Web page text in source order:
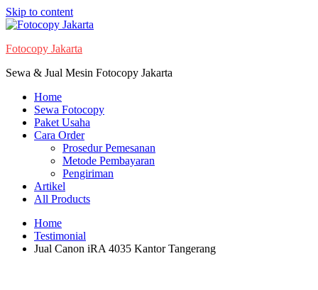
Skip to content
Fotocopy Jakarta
Sewa & Jual Mesin Fotocopy Jakarta
Home
Sewa Fotocopy
Paket Usaha
Cara Order
Prosedur Pemesanan
Metode Pembayaran
Pengiriman
Artikel
All Products
Home
Testimonial
Jual Canon iRA 4035 Kantor Tangerang